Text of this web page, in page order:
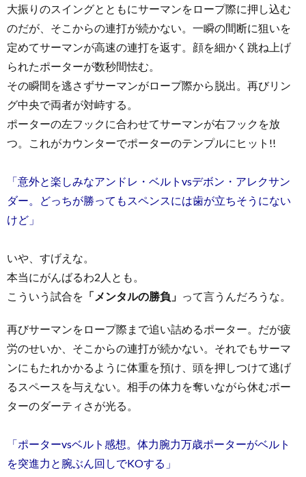
大振りのスイングとともにサーマンをロープ際に押し込む
のだが、そこからの連打が続かない。一瞬の間断に狙いを
定めてサーマンが高速の連打を返す。顔を細かく跳ね上げ
られたポーターが数秒間怯む。
その瞬間を逃さずサーマンがロープ際から脱出。再びリン
グ中央で両者が対峙する。
ポーターの左フックに合わせてサーマンが右フックを放
つ。これがカウンターでポーターのテンプルにヒット!!
「意外と楽しみなアンドレ・ベルトvsデボン・アレクサン
ダー。どっちが勝ってもスペンスには歯が立ちそうにない
けど」
いや、すげえな。
本当にがんばるわ2人とも。
こういう試合を 「メンタルの勝負」 って言うんだろうな。
再びサーマンをロープ際まで追い詰めるポーター。だが疲
労のせいか、そこからの連打が続かない。それでもサーマ
ンにもたれかかるように体重を預け、頭を押しつけて逃げ
るスペースを与えない。相手の体力を奪いながら休むポー
ターのダーティさが光る。
「ポーターvsベルト感想。体力腕力万歳ポーターがベルト
を突進力と腕ぶん回しでKOする」